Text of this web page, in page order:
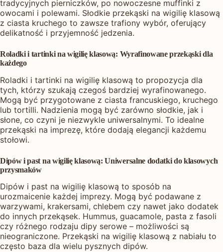
tradycyjnych pierniczków, po nowoczesne muffinki z
owocami i polewami. Słodkie przekąski na wigilię klasową
z ciasta kruchego to zawsze trafiony wybór, oferujący
delikatność i przyjemność jedzenia.
Roladki i tartinki na wigilię klasową: Wyrafinowane przekąski dla
każdego
Roladki i tartinki na wigilię klasową to propozycja dla
tych, którzy szukają czegoś bardziej wyrafinowanego.
Mogą być przygotowane z ciasta francuskiego, kruchego
lub tortilli. Nadzienia mogą być zarówno słodkie, jak i
słone, co czyni je niezwykle uniwersalnymi. To idealne
przekąski na imprezę, które dodają elegancji każdemu
stołowi.
Dipów i past na wigilię klasową: Uniwersalne dodatki do klasowych
przysmaków
Dipów i past na wigilię klasową to sposób na
urozmaicenie każdej imprezy. Mogą być podawane z
warzywami, krakersami, chlebem czy nawet jako dodatek
do innych przekąsek. Hummus, guacamole, pasta z fasoli
czy różnego rodzaju dipy serowe – możliwości są
nieograniczone. Przekąski na wigilię klasową z nabiału to
często baza dla wielu pysznych dipów.